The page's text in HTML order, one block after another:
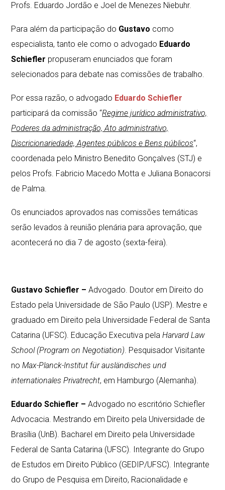
Profs. Eduardo Jordão e Joel de Menezes Niebuhr.
Para além da participação do Gustavo como
especialista, tanto ele como o advogado Eduardo
Schiefler propuseram enunciados que foram
selecionados para debate nas comissões de trabalho.
Por essa razão, o advogado Eduardo Schiefler
participará da comissão “Regime jurídico administrativo,
Poderes da administração, Ato administrativo,
Discricionariedade, Agentes públicos e Bens públicos“,
coordenada pelo Ministro Benedito Gonçalves (STJ) e
pelos Profs. Fabricio Macedo Motta e Juliana Bonacorsi
de Palma.
Os enunciados aprovados nas comissões temáticas
serão levados à reunião plenária para aprovação, que
acontecerá no dia 7 de agosto (sexta-feira).
Gustavo Schiefler –Advogado. Doutor em Direito do
Estado pela Universidade de São Paulo (USP). Mestre e
graduado em Direito pela Universidade Federal de Santa
Catarina (UFSC). Educação Executiva pelaHarvardLaw
School (Program on Negotiation). Pesquisador Visitante
noMax-Planck-Institut für ausländisches und
internationales Privatrecht, em Hamburgo (Alemanha).
Eduardo Schiefler –Advogado no escritório Schiefler
Advocacia. Mestrando em Direito pela Universidade de
Brasília (UnB). Bacharel em Direito pela Universidade
Federal de Santa Catarina (UFSC). Integrante do Grupo
de Estudos em Direito Público (GEDIP/UFSC). Integrante
do Grupo de Pesquisa em Direito, Racionalidade e